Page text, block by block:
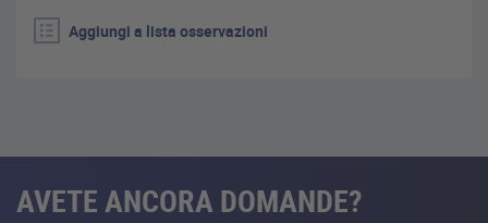
Aggiungi a lista osservazioni
AVETE ANCORA DOMANDE?